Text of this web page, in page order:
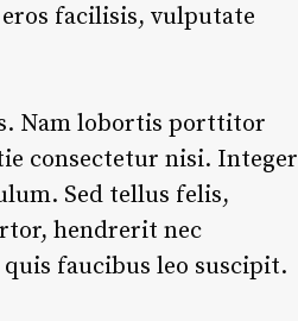
facilisis, vulputate
Nam lobortis porttitor
consectetur nisi. Integer
Sed tellus felis,
hendrerit nec
faucibus leo suscipit.